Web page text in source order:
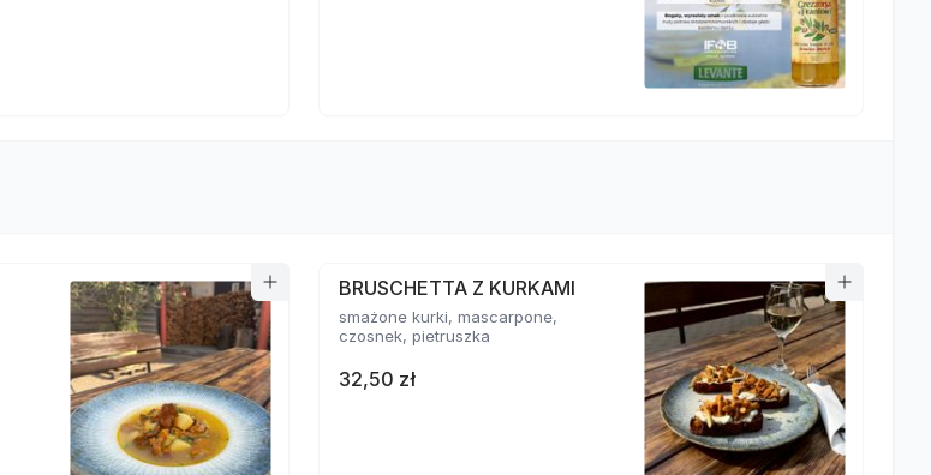
BRUSCHETTA Z KURKAMI
smażone kurki, mascarpone,
czosnek, pietruszka
32,50 zł